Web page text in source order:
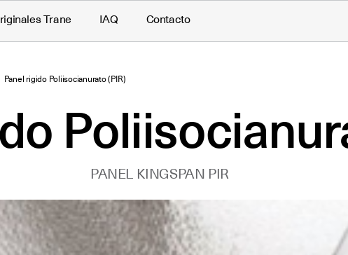
Trane IAQ Contacto
Panel rigido Poliisocianurato (PIR)
PANEL KINGSPAN PIR